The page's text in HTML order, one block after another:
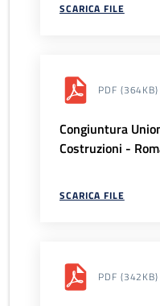
SCARICA FILE
PDF (364KB)
Congiuntura
Costruzioni -
SCARICA FILE
PDF (342KB)